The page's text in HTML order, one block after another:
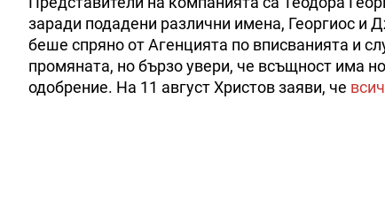
заради подадени различни имена, Георгиос и
беше спряно от Агенцията по вписванията и
промяната, но бързо увери, че всъщност има
одобрение. На 11 август Христов заяви, че